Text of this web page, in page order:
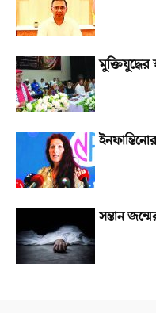
মুক্তিযুদ্ধের
সন্তান